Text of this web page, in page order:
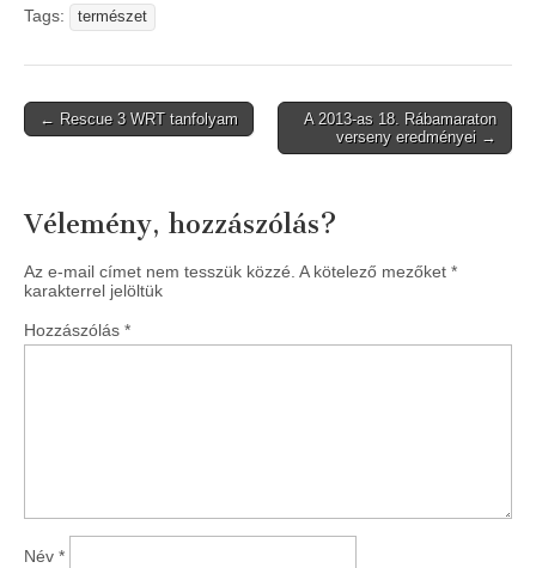
Tags: természet
Post
← Rescue 3 WRT tanfolyam
A 2013-as 18. Rábamaraton
verseny eredményei →
Vélemény, hozzászólás?
Az e-mail címet nem tesszük közzé. A kötelező mezőket *
karakterrel jelöltük
Hozzászólás *
Név *